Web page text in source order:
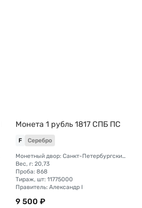
Монета 1 рубль 1817 СПБ ПС
F Серебро
Монетный двор: Санкт-Петербургский монетный двор
Вес, г: 20,73
Проба: 868
Тираж, шт: 11775000
Правитель: Александр I
9 500 ₽